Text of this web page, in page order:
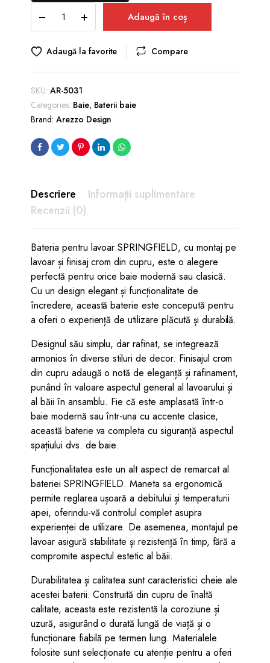
lavoar
SPRINGFIELD,
Crom
quantity
Adaugă în coș
Adaugă la favorite Compare
SKU: AR-5031
Categories: Baie, Baterii baie
Brand: Arezzo Design
Descriere
Informații suplimentare
Recenzii (0)
Bateria pentru lavoar SPRINGFIELD, cu montaj pe
lavoar și finisaj crom din cupru, este o alegere
perfectă pentru orice baie modernă sau clasică.
Cu un design elegant și funcționalitate de
încredere, această baterie este concepută pentru
a oferi o experiență de utilizare plăcută și durabilă.
Designul său simplu, dar rafinat, se integrează
armonios în diverse stiluri de decor. Finisajul crom
din cupru adaugă o notă de eleganță și rafinament,
punând în valoare aspectul general al lavoarului și
al băii în ansamblu. Fie că este amplasată într-o
baie modernă sau într-una cu accente clasice,
această baterie va completa cu siguranță aspectul
spațiului dvs. de baie.
Funcționalitatea este un alt aspect de remarcat al
bateriei SPRINGFIELD. Maneta sa ergonomică
permite reglarea ușoară a debitului și temperaturii
apei, oferindu-vă controlul complet asupra
experienței de utilizare. De asemenea, montajul pe
lavoar asigură stabilitate și rezistență în timp, fără a
compromite aspectul estetic al băii.
Durabilitatea și calitatea sunt caracteristici cheie ale
acestei baterii. Construită din cupru de înaltă
calitate, aceasta este rezistentă la coroziune și
uzură, asigurând o durată lungă de viață și o
funcționare fiabilă pe termen lung. Materialele
folosite sunt selecționate cu atenție pentru a oferi